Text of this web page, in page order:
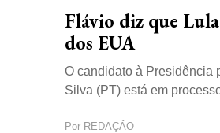
Flávio diz que
dos EUA
O candidato à Presidência
Silva (PT) está em
Por REDAÇÃO